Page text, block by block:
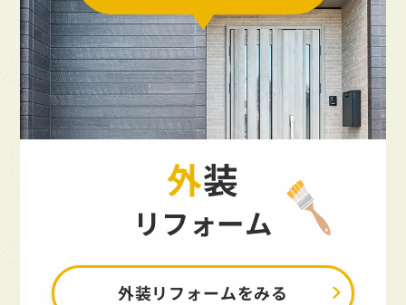
外装
リフォーム
外装リフォームをみる